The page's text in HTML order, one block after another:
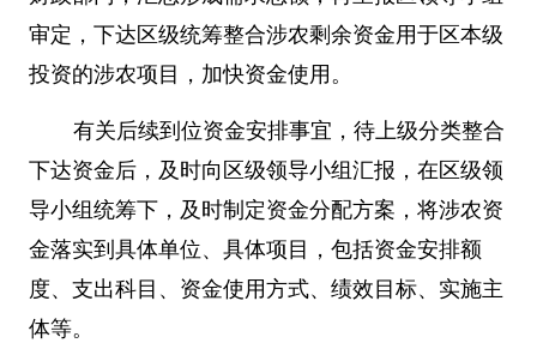
审定，下达区级统筹整合涉农剩余资金用于区本级
投资的涉农项目，加快资金使用。
有关后续到位资金安排事宜，待上级分类整合
下达资金后，及时向区级领导小组汇报，在区级领
导小组统筹下，及时制定资金分配方案，将涉农资
金落实到具体单位、具体项目，包括资金安排额
度、支出科目、资金使用方式、绩效目标、实施主
体等。